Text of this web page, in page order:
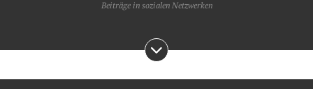
Beiträge in sozialen Netzwerken